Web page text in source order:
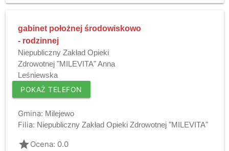
gabinet położnej środowiskowo
- rodzinnej
Niepubliczny Zakład Opieki
Zdrowotnej "MILEVITA" Anna
Leśniewska
POKAŻ TELEFON
Gmina: Milejewo
Filia: Niepubliczny Zakład Opieki Zdrowotnej "MILEVITA"
gradeOcena: 0.0